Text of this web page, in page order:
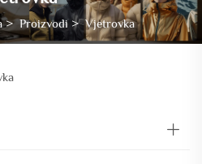
>Proizvodi>Vjetrovka